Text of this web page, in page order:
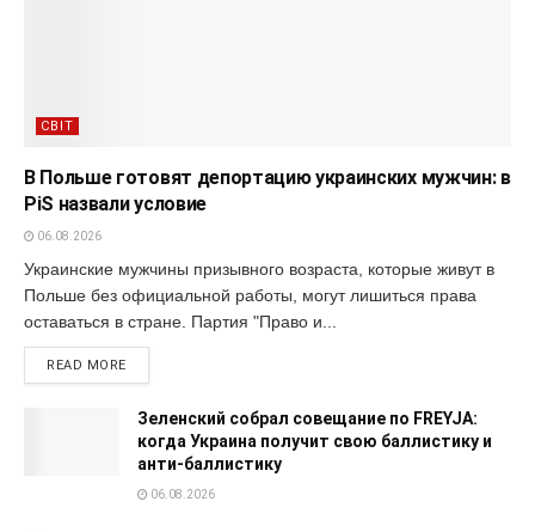
СВІТ
В Польше готовят депортацию украинских мужчин: в
PiS назвали условие
06.08.2026
Украинские мужчины призывного возраста, которые живут в
Польше без официальной работы, могут лишиться права
оставаться в стране. Партия "Право и...
READ MORE
Зеленский собрал совещание по FREYJA:
когда Украина получит свою баллистику и
анти-баллистику
06.08.2026